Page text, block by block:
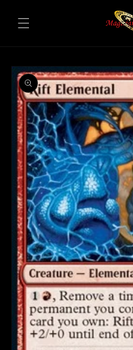
ai contenuti
Passa alle
informazioni
sul prodotto